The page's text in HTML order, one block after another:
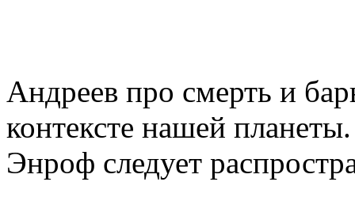
Андреев про смерть и
контексте нашей
Энроф следует